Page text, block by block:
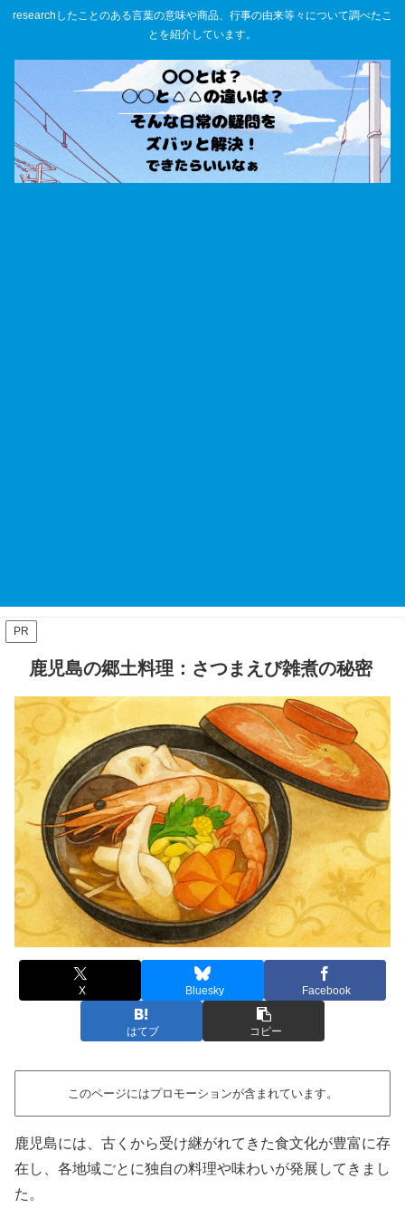
researchしたことのある言葉の意味や商品、行事の由来等々について調べたこ
とを紹介しています。
PR
鹿児島の郷土料理：さつまえび雑煮の秘密
X Bluesky Facebook
はてブ コピー
このページにはプロモーションが含まれています。
鹿児島には、古くから受け継がれてきた食文化が豊富に存
在し、各地域ごとに独自の料理や味わいが発展してきまし
た。